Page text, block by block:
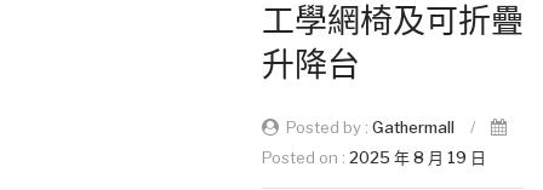
工學網椅及可折疊
升降台
Posted by : Gathermall
/
Posted on : 2025 年 8 月 19 日